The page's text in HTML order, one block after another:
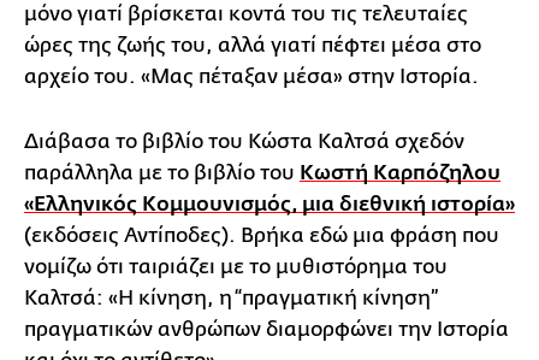
μόνο γιατί βρίσκεται κοντά του τις τελευταίες
ώρες της ζωής του, αλλά γιατί πέφτει μέσα στο
αρχείο του. «Μας πέταξαν μέσα» στην Ιστορία.
Διάβασα το βιβλίο του Κώστα Καλτσά σχεδόν
παράλληλα με το βιβλίο του Κωστή Καρπόζηλου
«Ελληνικός Κομμουνισμός, μια διεθνική ιστορία»
(εκδόσεις Αντίποδες). Βρήκα εδώ μια φράση που
νομίζω ότι ταιριάζει με το μυθιστόρημα του
Καλτσά: «Η κίνηση, η “πραγματική κίνηση”
πραγματικών ανθρώπων διαμορφώνει την Ιστορία